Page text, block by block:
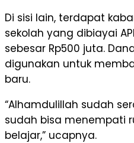
Di sisi lain, terdapat
sekolah yang dibiayai
sebesar Rp500 juta.
digunakan untuk
baru.
“Alhamdulillah sudah
sudah bisa menempati
belajar,” ucapnya.